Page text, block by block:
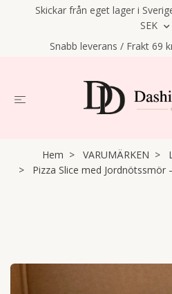
Skickar från eget lager i
SEK
Snabb leverans / Frakt 69
Hem VARUMÄRKEN
Pizza Slice med Jordnötssmör